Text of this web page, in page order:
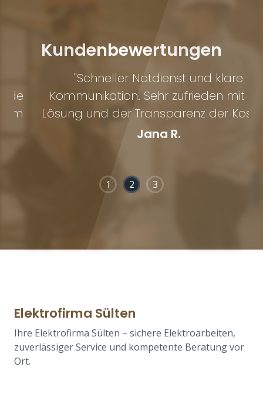
Kundenbewertungen
"Schneller Notdienst und klare
Kommunikation. Sehr zufrieden mit der
Lösung und der Transparenz der Kosten."
Jana R.
1 2 3
Elektrofirma Sülten
Ihre Elektrofirma Sülten – sichere Elektroarbeiten,
zuverlässiger Service und kompetente Beratung vor
Ort.